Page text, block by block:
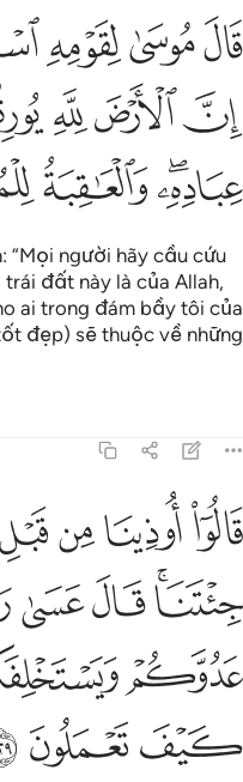
قال موسى لقومه استعينوا بالله
قَالَ مُوسَىٰ لِقَوْمِهِ ٱسْتَعِينُوا۟
ﲘﲙﲚ
ﲟﲠﲡ
ﲦﲧﲨ
“Mọi người hãy cầu cứu
đất này là của Allah,
ai trong đám bầy tôi của
đẹp) sẽ thuộc về những
قالوا اوذينا من قبل ان
قَالُوٓا۟ أُوذِينَا مِن قَبْلِ أَن
ﲫﲬﲭﲮ
ﲴﲵﲶﲷ
ﲻ
ﳀﳁ